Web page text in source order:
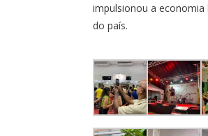
impulsionou a
do país.